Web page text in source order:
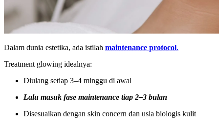
Dalam dunia estetika, ada istilah maintenance protocol.
Treatment glowing idealnya:
Diulang setiap 3–4 minggu di awal
Lalu masuk fase maintenance tiap 2–3 bulan
Disesuaikan dengan skin concern dan usia biologis kulit